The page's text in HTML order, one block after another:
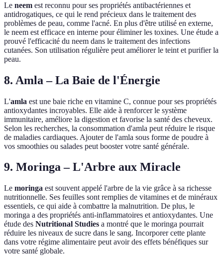
Le neem est reconnu pour ses propriétés antibactériennes et
antidrogatiques, ce qui le rend précieux dans le traitement des
problèmes de peau, comme l'acné. En plus d'être utilisé en externe,
le neem est efficace en interne pour éliminer les toxines. Une étude a
prouvé l'efficacité du neem dans le traitement des infections
cutanées. Son utilisation régulière peut améliorer le teint et purifier la
peau.
8. Amla – La Baie de l'Énergie
L'amla est une baie riche en vitamine C, connue pour ses propriétés
antioxydantes incroyables. Elle aide à renforcer le système
immunitaire, améliore la digestion et favorise la santé des cheveux.
Selon les recherches, la consommation d'amla peut réduire le risque
de maladies cardiaques. Ajouter de l'amla sous forme de poudre à
vos smoothies ou salades peut booster votre santé générale.
9. Moringa– L'Arbre aux Miracle
Le moringa est souvent appelé l'arbre de la vie grâce à sa richesse
nutritionnelle. Ses feuilles sont remplies de vitamines et de minéraux
essentiels, ce qui aide à combattre la malnutrition. De plus, le
moringa a des propriétés anti-inflammatoires et antioxydantes. Une
étude des Nutritional Studies a montré que le moringa pourrait
réduire les niveaux de sucre dans le sang. Incorporer cette plante
dans votre régime alimentaire peut avoir des effets bénéfiques sur
votre santé globale.